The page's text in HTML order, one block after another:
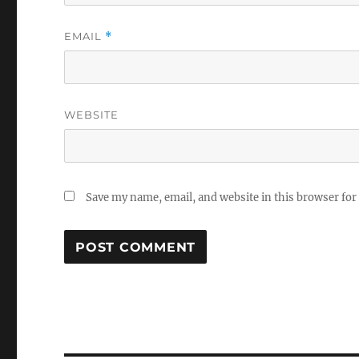
EMAIL *
WEBSITE
Save my name, email, and website in this browser